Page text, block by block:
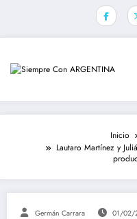
Inicio
Lautaro Martínez y
Germán Carrara 01/02/